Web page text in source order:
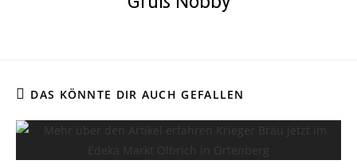
DAS KÖNNTE DIR AUCH GEFALLEN